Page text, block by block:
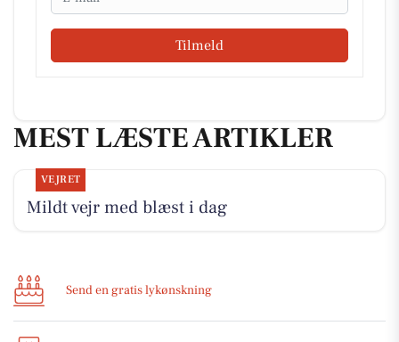
Tilmeld
MEST LÆSTE ARTIKLER
VEJRET
Mildt vejr med blæst i dag
Send en gratis lykønskning